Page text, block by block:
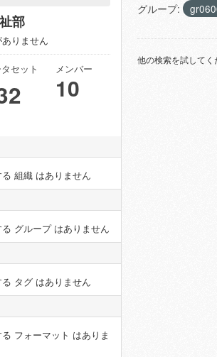
部
りません
セット メンバー
10
組織 はありません
グループ はありません
タグ はありません
フォーマット はありま
グループ:
他の検索を試してく